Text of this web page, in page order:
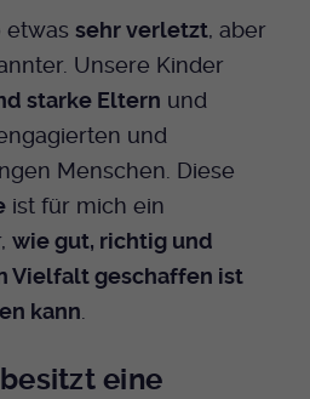
etwas sehr verletzt, aber
Unsere Kinder
starke Eltern und
und
Menschen. Diese
ist für mich ein
wie gut, richtig und
Vielfalt geschaffen ist
kann
eine